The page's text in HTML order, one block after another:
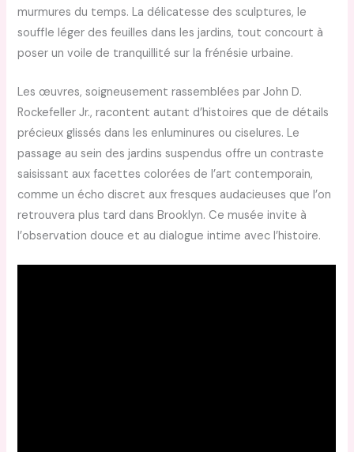
murmures du temps. La délicatesse des sculptures, le
souffle léger des feuilles dans les jardins, tout concourt à
poser un voile de tranquillité sur la frénésie urbaine.
Les œuvres, soigneusement rassemblées par John D.
Rockefeller Jr., racontent autant d’histoires que de détails
précieux glissés dans les enluminures ou ciselures. Le
passage au sein des jardins suspendus offre un contraste
saisissant aux facettes colorées de l’art contemporain,
comme un écho discret aux fresques audacieuses que l’on
retrouvera plus tard dans Brooklyn. Ce musée invite à
l’observation douce et au dialogue intime avec l’histoire.